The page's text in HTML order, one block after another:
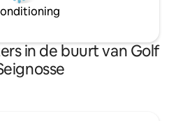
in de buurt van Golf